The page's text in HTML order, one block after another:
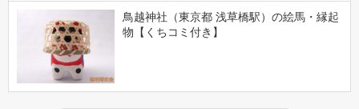
鳥越神社（東京都 浅草橋駅）の絵馬・縁起
物【くちコミ付き】